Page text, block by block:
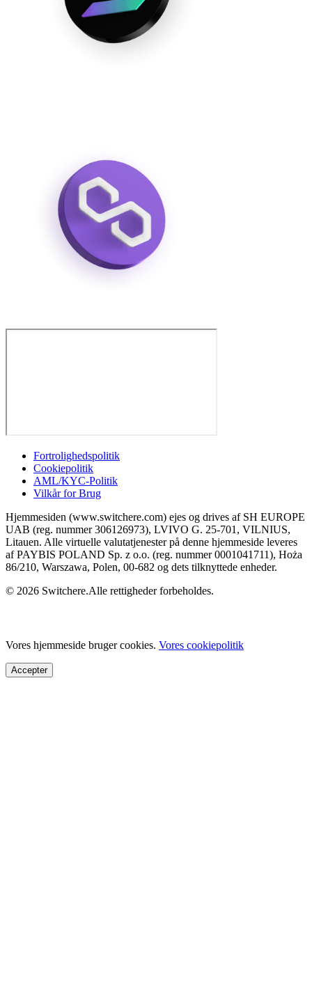
Fortrolighedspolitik
Cookiepolitik
AML/KYC-Politik
Vilkår for Brug
Hjemmesiden (www.switchere.com) ejes og drives af SH EUROPE
UAB (reg. nummer 306126973), LVIVO G. 25-701, VILNIUS,
Litauen. Alle virtuelle valutatjenester på denne hjemmeside leveres
af PAYBIS POLAND Sp. z o.o. (reg. nummer 0001041711), Hoża
86/210, Warszawa, Polen, 00-682 og dets tilknyttede enheder.
© 2026 Switchere.Alle rettigheder forbeholdes.
Vores hjemmeside bruger cookies. Vores cookiepolitik
Accepter